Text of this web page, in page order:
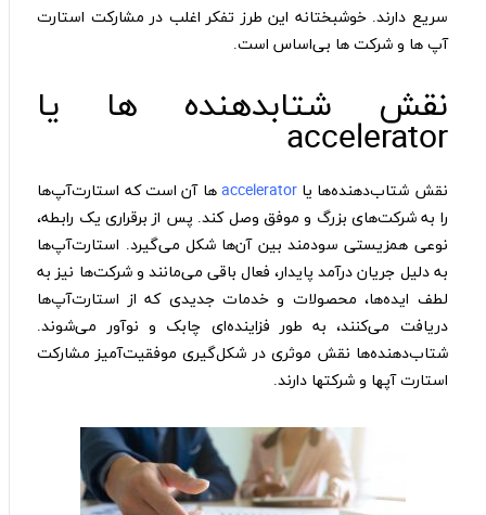
سریع دارند. خوشبختانه این طرز تفکر اغلب در مشارکت استارت
آپ ها و شرکت ها بی‌اساس است.
نقش شتابدهنده ها یا
accelerator
نقش شتاب‌دهنده‌ها یا accelerator
ها آن است که استارت‌آپ‌ها
را به شرکت‌های بزرگ و موفق وصل کند. پس از برقراری یک رابطه،
نوعی همزیستی سودمند بین آن‌ها شکل می‌گیرد. استارت‌آپ‌ها
به دلیل جریان درآمد پایدار، فعال باقی می‌مانند و شرکت‌ها نیز به
لطف ایده‌ها، محصولات و خدمات جدیدی که از استارت‌آپ‌ها
دریافت می‌کنند، به طور فزاینده‌ای چابک و نوآور می‌شوند.
شتاب‌دهنده‌ها نقش موثری در شکل‌گیری موفقیت‌‌آمیز مشارکت
استارت آپها و شرکتها دارند.